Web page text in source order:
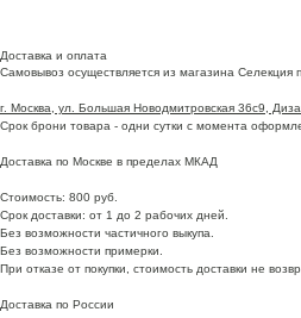
Доставка и оплата
Самовывоз осуществляется из магазина Селекция
г. Москва, ул. Большая Новодмитровская 36с9,
Срок брони товара - одни сутки с момента
Доставка по Москве в пределах МКАД
Стоимость: 800 руб.
Срок доставки: от 1 до 2 рабочих дней.
Без возможности частичного выкупа.
Без возможности примерки.
При отказе от покупки, стоимость доставки не
Доставка по России